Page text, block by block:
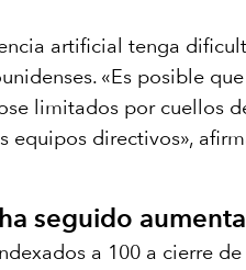
artificial tenga
«Es posible
limitados por cuellos
equipos directivos»,
seguido
a 100 a cierre de